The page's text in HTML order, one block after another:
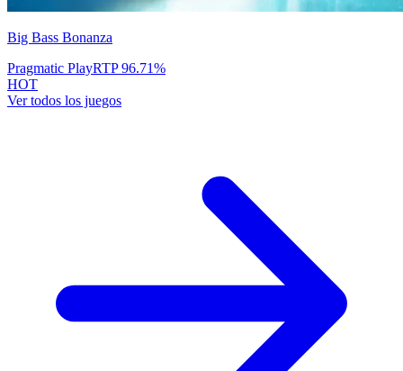
Big Bass Bonanza
Pragmatic PlayRTP96.71%
HOT
Ver todos los juegos